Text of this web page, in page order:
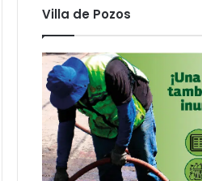
Villa de Pozos